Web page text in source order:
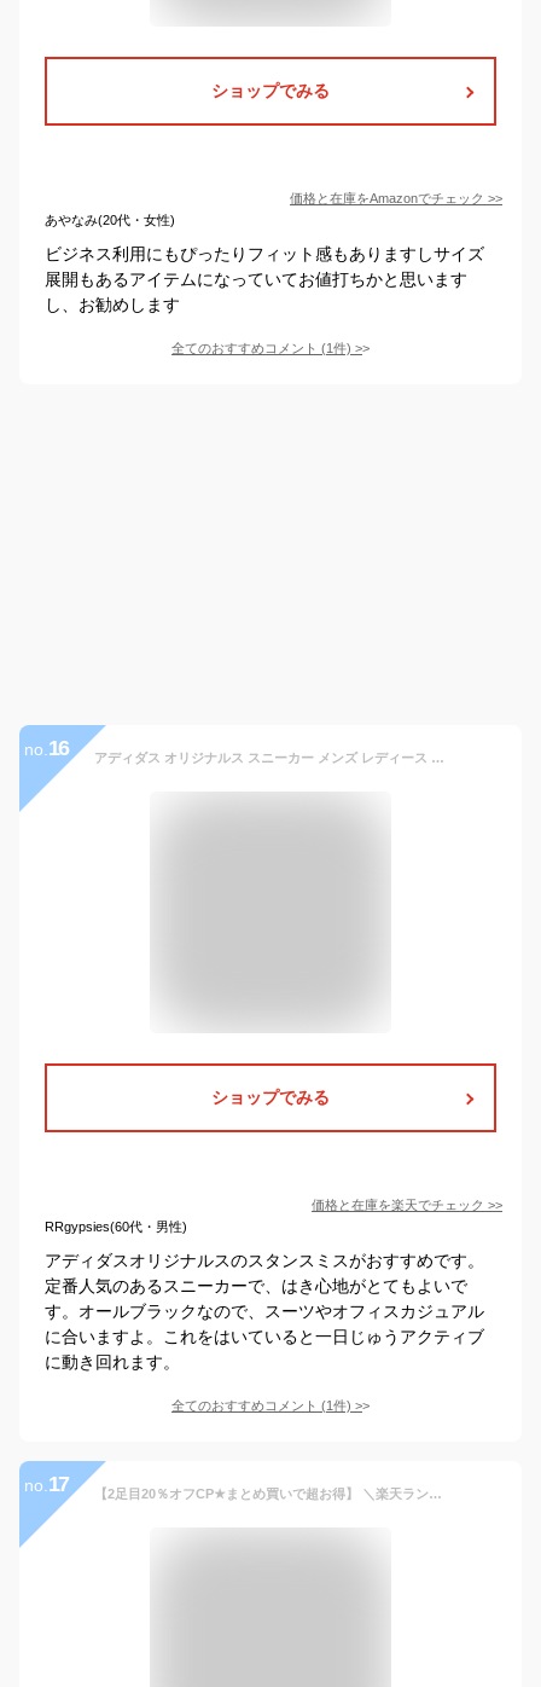
ショップでみる
価格と在庫をAmazonでチェック >>
あやなみ(20代・女性)
ビジネス利用にもぴったりフィット感もありますしサイズ
展開もあるアイテムになっていてお値打ちかと思います
し、お勧めします
全てのおすすめコメント (1件) >
no. 16 アディダス オリジナルス スニーカー メンズ レディース スタンスミス adidas Originals STAN SMITH M20327 シューズ ローカット スポーツ スポーティ ストリート カジュアル ブランド トレンド おしゃれ レザー 定番 靴 人気 ブラック 黒
ショップでみる
価格と在庫を楽天でチェック >>
RRgypsies(60代・男性)
アディダスオリジナルスのスタンスミスがおすすめです。
定番人気のあるスニーカーで、はき心地がとてもよいで
す。オールブラックなので、スーツやオフィスカジュアル
に合いますよ。これをはいていると一日じゅうアクティブ
に動き回れます。
全てのおすすめコメント (1件) >
no. 17 【2足目20％オフCP★まとめ買いで超お得】 ＼楽天ランキング1位／ スケッチャーズ スリップインズ メンズ サミッツ スニーカー 幅広 4E キー ペース 232469W SKECHERS Slip-ins Summits - Key Pace 靴 ワイド幅 ゆったり 履きやすい 黒 ハンズフリー